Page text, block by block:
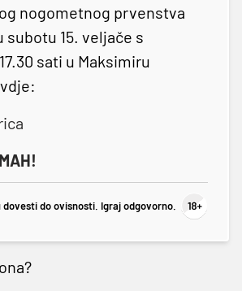
nogometnog prvenstva
subotu 15. veljače s
sati u Maksimiru
dovesti do ovisnosti. Igraj odgovorno.